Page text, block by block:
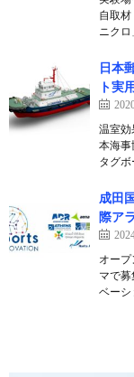
自取
ニク
日本
ト実
温室効
本海事
タグ
成田
際ア
オー
マで
ベー